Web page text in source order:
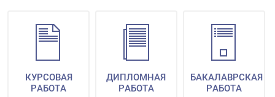
КУРСОВАЯ
РАБОТА
ДИПЛОМНАЯ
РАБОТА
БАКАЛАВРСКАЯ
РАБОТА